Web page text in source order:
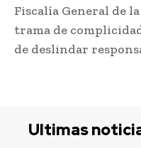
Fiscalía General de
trama de
de deslindar
Ultimas